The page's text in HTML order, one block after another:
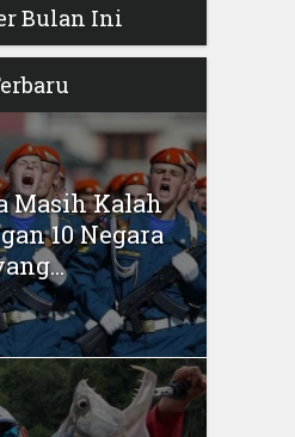
Bulan Ini
Masih Kalah
10 Negara